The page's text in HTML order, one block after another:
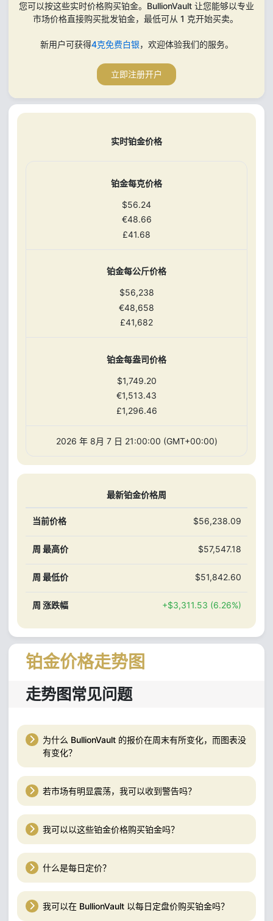
您可以按这些实时价格购买铂金。BullionVault 让您能够以专业
市场价格直接购买批发铂金，最低可从 1 克开始买卖。
新用户可获得4克免费白银，欢迎体验我们的服务。
立即注册开户
实时铂金价格
铂金每克价格
$56.24
€48.66
£41.68
铂金每公斤价格
$56,238
€48,658
£41,682
铂金每盎司价格
$1,749.20
€1,513.43
£1,296.46
2026 年 8月 7 日 21:00:00 (GMT+00:00)
最新铂金价格周
当前价格 $56,238.09
周 最高价 $57,547.18
周 最低价 $51,842.60
周 涨跌幅 +$3,311.53 (6.26%)
铂金价格走势图
走势图常见问题
为什么 BullionVault 的报价在周末有所变化，而图表没
有变化？
若市场有明显震荡，我可以收到警告吗？
我可以以这些铂金价格购买铂金吗？
什么是每日定价？
我可以在 BullionVault 以每日定盘价购买铂金吗？